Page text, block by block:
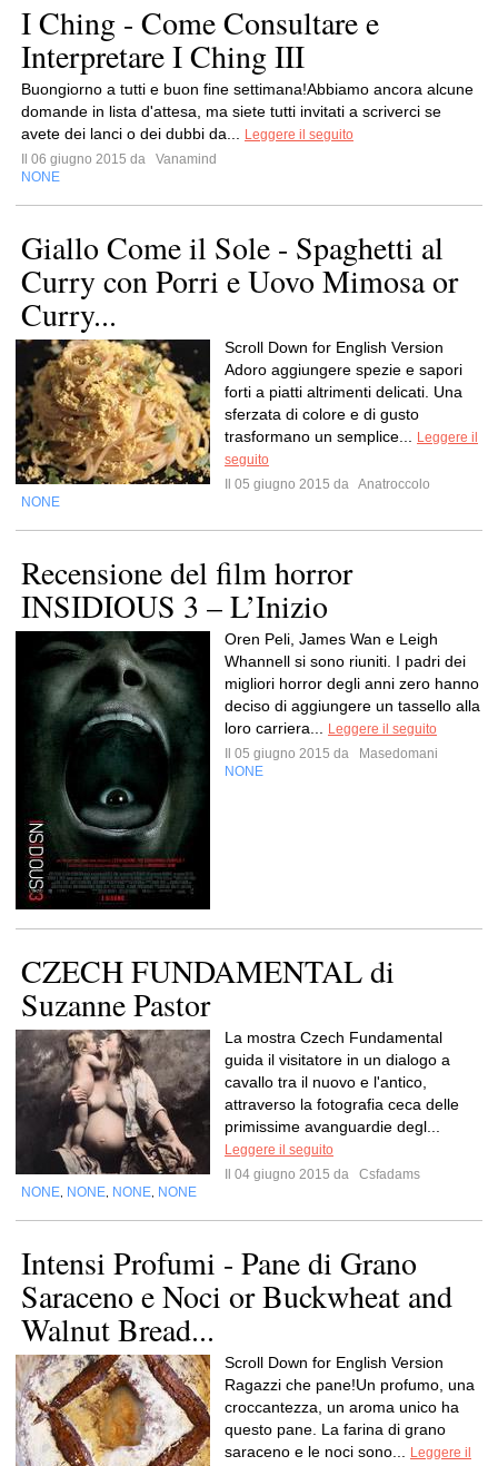
I Ching - Come Consultare e
Interpretare I Ching III
Buongiorno a tutti e buon fine settimana!Abbiamo ancora alcune
domande in lista d'attesa, ma siete tutti invitati a scriverci se
avete dei lanci o dei dubbi da...
Leggere il seguito
Il 06 giugno 2015 da
Vanamind
NONE
Giallo Come il Sole - Spaghetti al
Curry con Porri e Uovo Mimosa or
Curry...
Scroll Down for English Version
Adoro aggiungere spezie e sapori
forti a piatti altrimenti delicati. Una
sferzata di colore e di gusto
trasformano un semplice...
Leggere il
seguito
Il 05 giugno 2015 da Anatroccolo
NONE
Recensione del film horror
INSIDIOUS 3 – L’Inizio
Oren Peli, James Wan e Leigh
Whannell si sono riuniti. I padri dei
migliori horror degli anni zero hanno
deciso di aggiungere un tassello alla
loro carriera...
Leggere il seguito
Il 05 giugno 2015 da
Masedomani
NONE
CZECH FUNDAMENTAL di
Suzanne Pastor
La mostra Czech Fundamental
guida il visitatore in un dialogo a
cavallo tra il nuovo e l'antico,
attraverso la fotografia ceca delle
primissime avanguardie degl...
Leggere il seguito
Il 04 giugno 2015 da
Csfadams
NONE NONE NONE NONE
Intensi Profumi - Pane di Grano
Saraceno e Noci or Buckwheat and
Walnut Bread...
Scroll Down for English Version
Ragazzi che pane!Un profumo, una
croccantezza, un aroma unico ha
questo pane. La farina di grano
saraceno e le noci sono...
Leggere il